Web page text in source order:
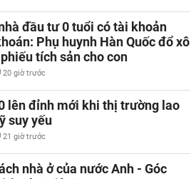
đầu tư 0 tuổi có tài khoản
Phụ huynh Hàn Quốc đổ xô
tích sản cho con
20 giờ trước
lên đỉnh mới khi thị trường lao
suy yếu
21 giờ trước
nhà ở của nước Anh - Góc